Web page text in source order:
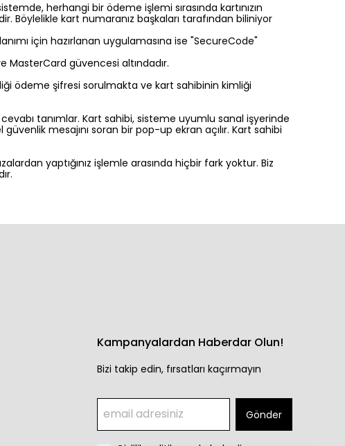
herhangi bir ödeme işlemi sırasında kartınızın
Böylelikle kart numaranız başkaları tarafından biliniyor
için hazırlanan uygulamasına ise "SecureCode"
MasterCard güvencesi altındadır.
ödeme şifresi sorulmakta ve kart sahibinin kimliği
tanımlar. Kart sahibi, sisteme uyumlu sanal işyerinde
mesajını soran bir pop-up ekran açılır. Kart sahibi
yaptığınız işlemle arasında hiçbir fark yoktur. Biz
Kampanyalardan Haberdar Olun!
Bizi takip edin, fırsatları kaçırmayın
Gönder